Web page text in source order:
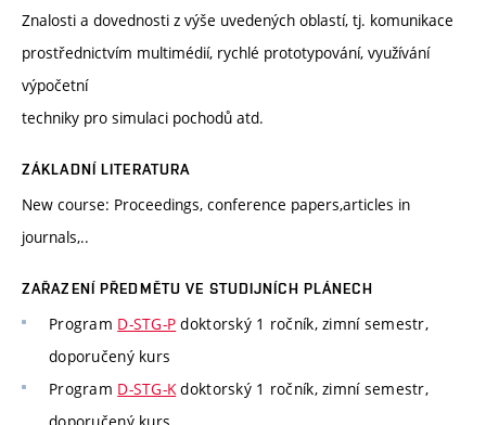
Znalosti a dovednosti z výše uvedených oblastí, tj. komunikace
prostřednictvím multimédií, rychlé prototypování, využívání
výpočetní
techniky pro simulaci pochodů atd.
ZÁKLADNÍ LITERATURA
New course: Proceedings, conference papers,articles in
journals,..
ZAŘAZENÍ PŘEDMĚTU VE STUDIJNÍCH PLÁNECH
Program D-STG-P doktorský 1 ročník, zimní semestr,
doporučený kurs
Program D-STG-Kdoktorský 1 ročník, zimní semestr,